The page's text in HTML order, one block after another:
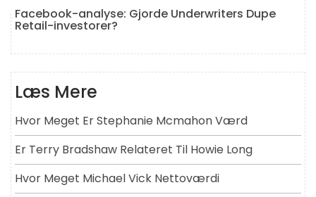
Facebook-analyse: Gjorde Underwriters Dupe
Retail-investorer?
Læs Mere
Hvor Meget Er Stephanie Mcmahon Værd
Er Terry Bradshaw Relateret Til Howie Long
Hvor Meget Michael Vick Nettoværdi